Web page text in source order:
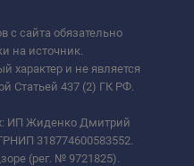
с сайта обязательно
на источник.
характер и не является
Статьей 437 (2) ГК РФ.
ИП Жиденко Дмитрий
318774600583552.
(рег. № 9721825).